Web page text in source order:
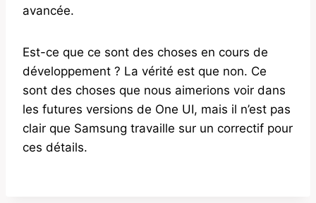
avancée.
Est-ce que ce sont des choses en cours de
développement ? La vérité est que non. Ce
sont des choses que nous aimerions voir dans
les futures versions de One UI, mais il n’est pas
clair que Samsung travaille sur un correctif pour
ces détails.